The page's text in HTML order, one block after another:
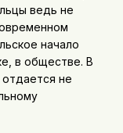
ведь не
начало
в обществе. В
отдается не